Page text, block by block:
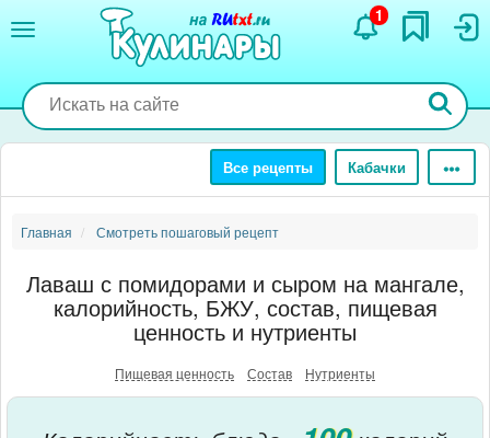
содержанию
1
Все рецепты Кабачки
Главная Смотреть пошаговый рецепт
Лаваш с помидорами и сыром на мангале,
калорийность, БЖУ, состав, пищевая
ценность и нутриенты
Пищевая ценность Состав Нутриенты